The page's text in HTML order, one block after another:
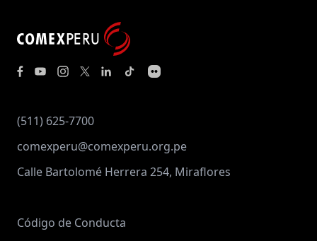
(511) 625-7700
comexperu@comexperu.org.pe
Calle Bartolomé Herrera 254, Miraflores
Código de Conducta